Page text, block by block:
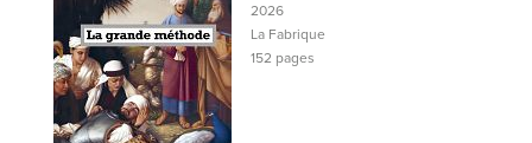
2026
La Fabrique
152 pages